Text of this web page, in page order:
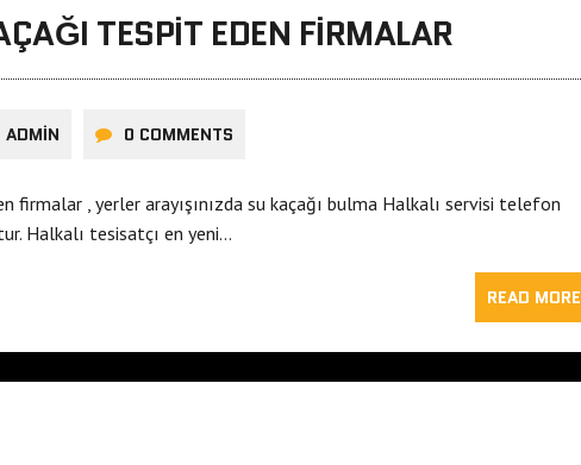
TESPIT EDEN FIRMALAR
ADMIN 0 COMMENTS
firmalar , yerler arayışınızda su kaçağı bulma Halkalı servisi telefon
Halkalı tesisatçı en yeni…
READ MORE